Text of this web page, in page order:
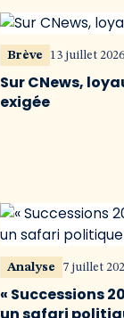
Brève 13 juillet 2026
Sur CNews,
exigée
Analyse 7 juillet
« Successions